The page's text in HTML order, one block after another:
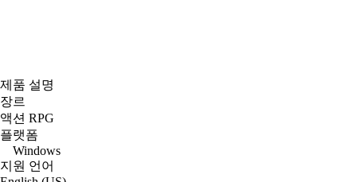
제품 설명
장르
액션 RPG
플랫폼
Windows
지원 언어